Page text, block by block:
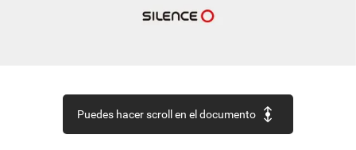
Puedes hacer scroll en el documento